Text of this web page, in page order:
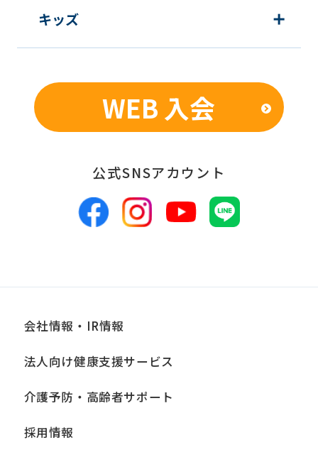
個人を特定できないよう加工したうえ
での統計的なデータの作成、活用、公
■個人情報の管理
当社は、お客様からお預かりした個人情
ざん、紛失等がないよう適正な管理に努
めます。当社において安全管理のために
講じている措置の内容については、本プ
■個人情報の開示
当社は、お客様からお預かりした個人情
本人の同意なく第三者に提供、開示いた
しません。ただし、法令により当社がお
キッズ
WEB 入会
公式SNSアカウント
会社情報・IR情報
法人向け健康支援サービス
介護予防・高齢者サポート
採用情報